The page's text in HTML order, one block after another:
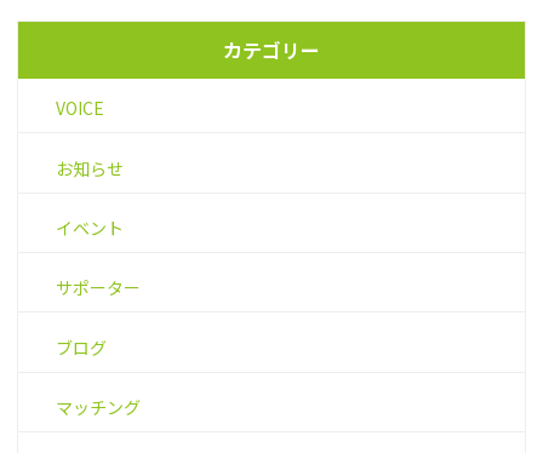
カテゴリー
VOICE
お知らせ
イベント
サポーター
ブログ
マッチング